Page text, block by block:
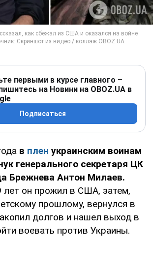
первыми в курсе главного –
на Новини на OBOZ.UA в
Подписаться
в плен украинским воинам
генерального секретаря ЦК
Брежнева Антон Милаев.
лет он прожил в США, затем,
прошлому, вернулся в
долгов и нашел выход в
воевать против Украины.